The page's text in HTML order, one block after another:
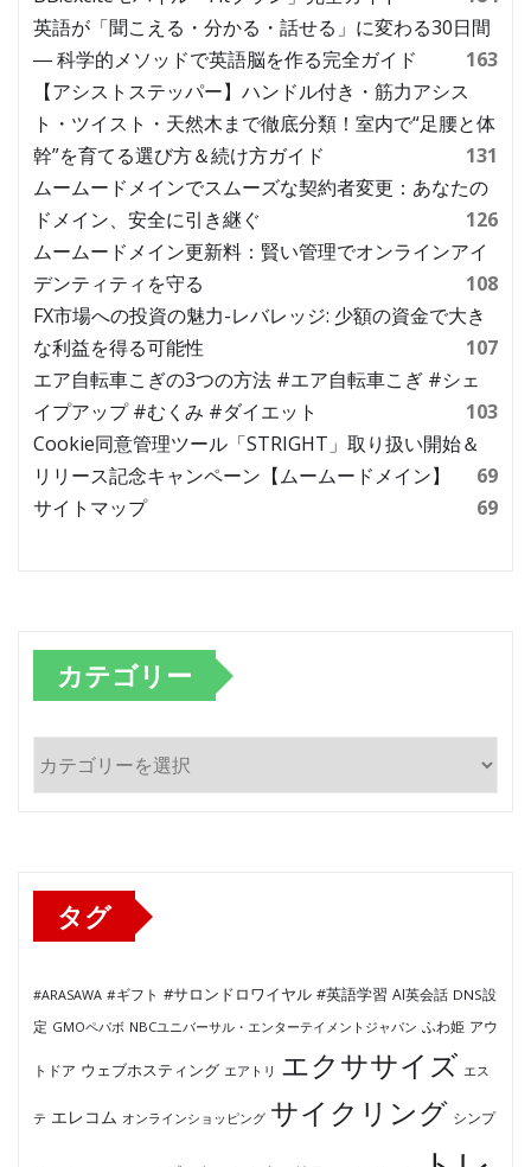
英語が「聞こえる・分かる・話せる」に変わる30日間
― 科学的メソッドで英語脳を作る完全ガイド
163
【アシストステッパー】ハンドル付き・筋力アシス
ト・ツイスト・天然木まで徹底分類！室内で“足腰と体
幹”を育てる選び方＆続け方ガイド
131
ムームードメインでスムーズな契約者変更：あなたの
ドメイン、安全に引き継ぐ
126
ムームードメイン更新料：賢い管理でオンラインアイ
デンティティを守る
108
FX市場への投資の魅力-レバレッジ: 少額の資金で大き
な利益を得る可能性
107
エア自転車こぎの3つの方法 #エア自転車こぎ #シェ
イプアップ #むくみ #ダイエット
103
Cookie同意管理ツール「STRIGHT」取り扱い開始＆
リリース記念キャンペーン【ムームードメイン】
69
サイトマップ
69
カテゴリー
テ
タグ
#ARASAWA #ギフト #サロンドロワイヤル #英語学習 AI英会話 DNS設
定 GMOペパボ NBCユニバーサル・エンターテイメントジャパン ふわ姫 アウ
トドア ウェブホスティング エアトリ エクササイズ エス
テ エレコム オンラインショッピング サイクリング シンプ